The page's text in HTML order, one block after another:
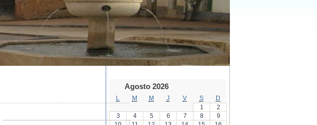
Agosto 2026
M M J V S
D
1
2
3
4 5 6 7 8
9